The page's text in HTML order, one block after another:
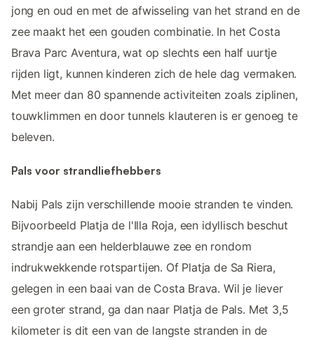
jong en oud en met de afwisseling van het strand en de
zee maakt het een gouden combinatie. In het Costa
Brava Parc Aventura, wat op slechts een half uurtje
rijden ligt, kunnen kinderen zich de hele dag vermaken.
Met meer dan 80 spannende activiteiten zoals ziplinen,
touwklimmen en door tunnels klauteren is er genoeg te
beleven.
Pals voor strandliefhebbers
Nabij Pals zijn verschillende mooie stranden te vinden.
Bijvoorbeeld Platja de l'Illa Roja, een idyllisch beschut
strandje aan een helderblauwe zee en rondom
indrukwekkende rotspartijen. Of Platja de Sa Riera,
gelegen in een baai van de Costa Brava. Wil je liever
een groter strand, ga dan naar Platja de Pals. Met 3,5
kilometer is dit een van de langste stranden in de